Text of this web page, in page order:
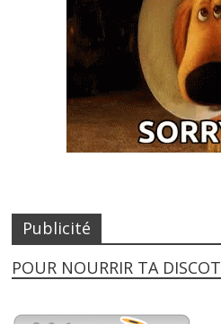
Publicité
POUR NOURRIR TA